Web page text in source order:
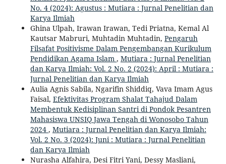
No. 4 (2024): Agustus : Mutiara : Jurnal Penelitian dan
Karya Ilmiah
Ghina Ulpah, Irawan Irawan, Tedi Priatna, Kemal Al
Kautsar Mabruri, Muhtadin Muhtadin, Pengaruh
Filsafat Positivisme Dalam Pengembangan Kurikulum
Pendidikan Agama Islam , Mutiara : Jurnal Penelitian
dan Karya Ilmiah: Vol. 2 No. 2 (2024): April : Mutiara :
Jurnal Penelitian dan Karya Ilmiah
Aulia Agnis Sabila, Ngarifin Shiddiq, Vava Imam Agus
Faisal, Efektivitas Program Shalat Tahajud Dalam
Membentuk Kedisiplinan Santri di Pondok Pesantren
Mahasiswa UNSIQ Jawa Tengah di Wonosobo Tahun
2024 , Mutiara : Jurnal Penelitian dan Karya Ilmiah:
Vol. 2 No. 3 (2024): Juni : Mutiara : Jurnal Penelitian
dan Karya Ilmiah
Nurasha Alfahira, Desi Fitri Yani, Dessy Masliani,